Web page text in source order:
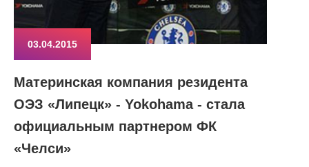
03.04.2015
Материнская компания резидента
ОЭЗ «Липецк» - Yokohama - стала
официальным партнером ФК
«Челси»